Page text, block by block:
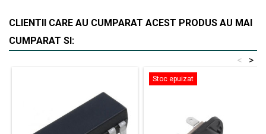
CLIENTII CARE AU CUMPARAT ACEST PRODUS AU MAI
CUMPARAT SI:
>
<
Stoc epuizat